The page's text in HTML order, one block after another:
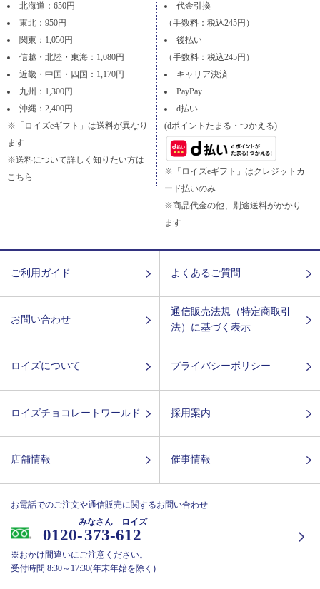
北海道：650円
東北：950円
関東：1,050円
信越・北陸・東海：1,080円
近畿・中国・四国：1,170円
九州：1,300円
沖縄：2,400円
※「ロイズeギフト」は送料が異なり
ます
※送料について詳しく知りたい方は
こちら
代金引換
（手数料：税込245円）
後払い
（手数料：税込245円）
キャリア決済
PayPay
d払い
(dポイントたまる・つかえる)
※「ロイズeギフト」はクレジットカ
ード払いのみ
※商品代金の他、別途送料がかかり
ます
ご利用ガイド よくあるご質問
お問い合わせ
通信販売法規（特定商取引
法）に基づく表示
ロイズについて プライバシーポリシー
ロイズチョコレートワールド 採用案内
店舗情報 催事情報
お電話でのご注文や通信販売に関するお問い合わせ
0120-373-612
みなさん ロイズ
※おかけ間違いにご注意ください。
受付時間 8:30～17:30(年末年始を除く)